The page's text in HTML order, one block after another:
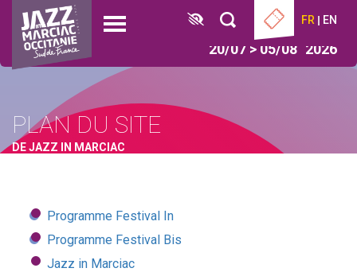
Aller
contenu
principal
Open
FR EN
2026
20/07 > 05/08
PLAN DU SITE
DE JAZZ IN MARCIAC
Programme Festival In
Programme Festival Bis
Jazz in Marciac
Panneau de gestion des cookies